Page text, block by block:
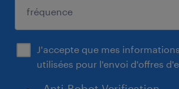
J'accepte que mes
utilisées pour l'envoi d'offres